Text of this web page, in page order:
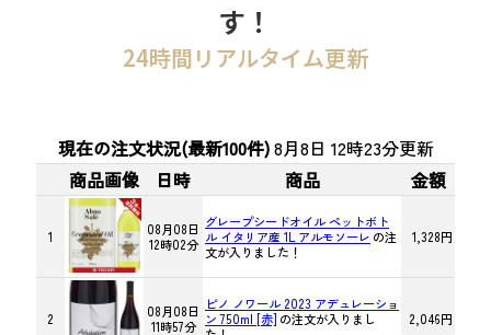
す！
24時間リアルタイム更新